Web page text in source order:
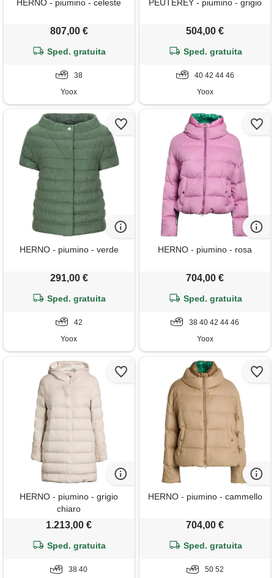
HERNO - piumino - celeste
807,00 €
Sped. gratuita
38
Yoox
PEUTEREY - piumino - grigio
504,00 €
Sped. gratuita
40 42 44 46
Yoox
HERNO - piumino - verde
291,00 €
Sped. gratuita
42
Yoox
HERNO - piumino - rosa
704,00 €
Sped. gratuita
38 40 42 44 46
Yoox
HERNO - piumino - grigio
chiaro
1.213,00 €
Sped. gratuita
38 40
HERNO - piumino - cammello
704,00 €
Sped. gratuita
50 52